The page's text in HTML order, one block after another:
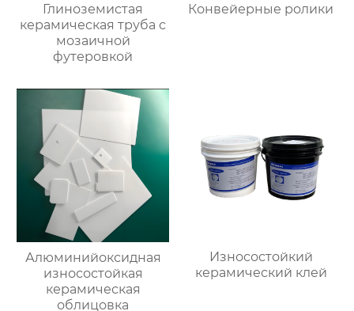
Глиноземистая
керамическая труба с
мозаичной
футеровкой
Конвейерные ролики
Алюминийоксидная
износостойкая
керамическая
облицовка
Износостойкий
керамический клей